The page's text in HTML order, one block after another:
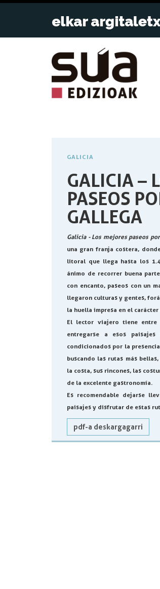
GALICIA
GALICIA –
PASEOS
GALLEGA
Galicia - Los mejores paseos
una gran franja costera,
litoral que llega hasta los
ánimo de recorrer buena
con encanto, paseos con un
llegaron culturas y gentes,
la huella impresa en el
El lector viajero tiene
entregarse a esos
condicionados por la
buscando las rutas más
la costa, sus rincones, las
de la excelente gastronomía.
Es recomendable dejarse
paisajes y disfrutar de estas
pdf-a deskargagarri